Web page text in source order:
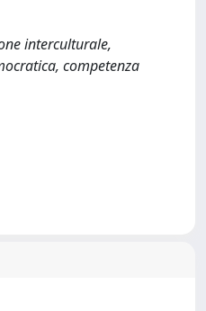
interculturale,
competenza